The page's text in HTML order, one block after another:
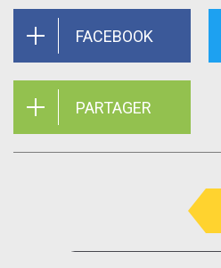
FACEBOOK
PARTAGER